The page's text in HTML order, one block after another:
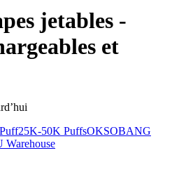
jetables -
et
25K-50K PuffsOKSOBANG
Warehouse